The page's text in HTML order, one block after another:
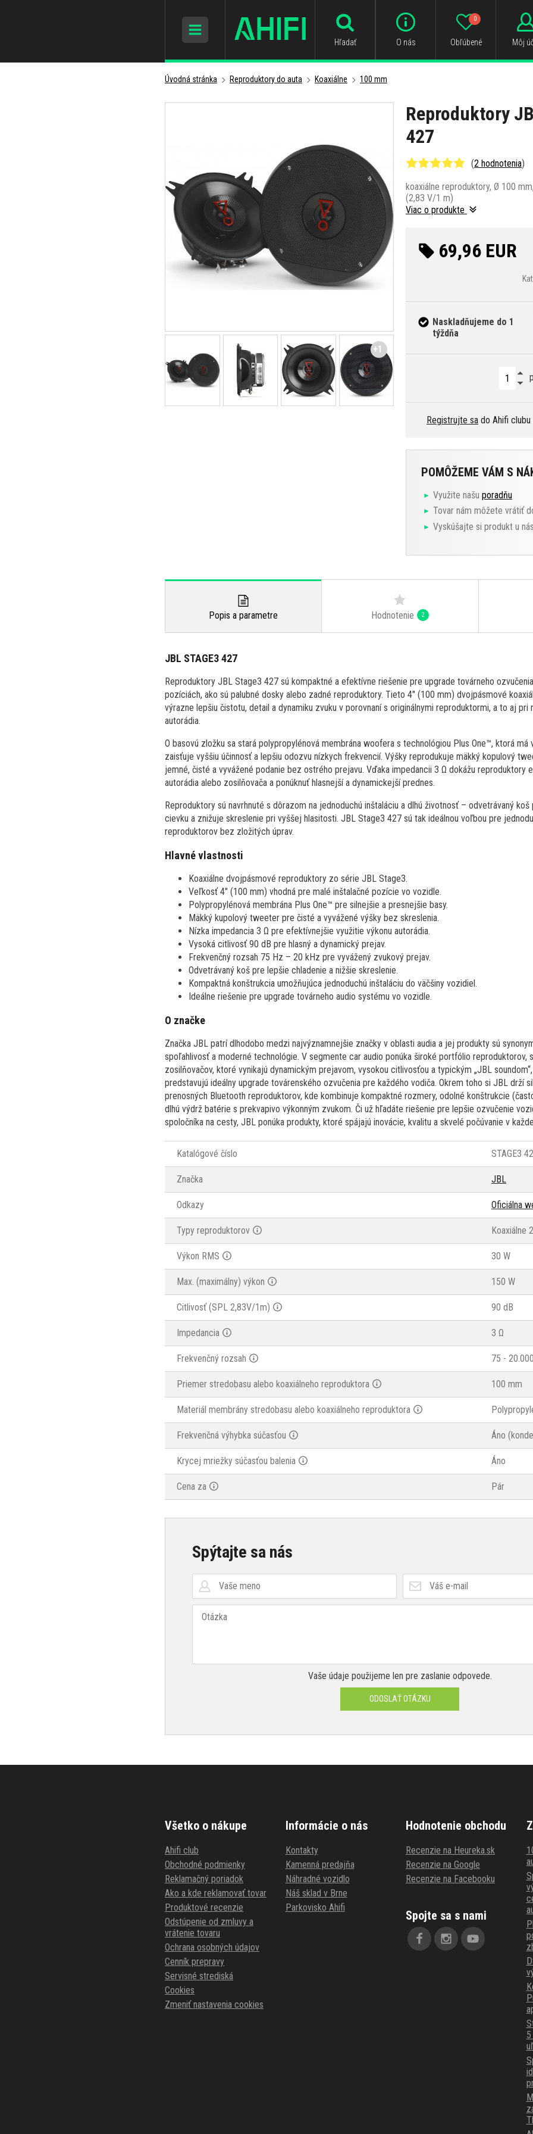
Hľadať O nás Obľúbené
0
Môj
Úvodná stránka Reproduktory do auta Koaxiálne 100 mm
Reproduktory
427
(2 hodnotenia)
koaxiálne reproduktory, Ø 100
(2,83 V/1 m)
Viac o produkte
69,96 EUR
Naskladňujeme do 1
týždňa
Registrujte sa do Ahifi
POMÔŽEME VÁM S
Využite našu poradňu
Tovar nám môžete vrátiť
Vyskúšajte si produkt u nás
+1
Popis a parametre Hodnotenie 2
JBL STAGE3 427
Reproduktory JBL Stage3 427 sú kompaktné a efektívne riešenie pre upgrade továrneho
pozíciách, ako sú palubné dosky alebo zadné reproduktory. Tieto 4" (100 mm) dvojpásmové
výrazne lepšiu čistotu, detail a dynamiku zvuku v porovnaní s originálnymi reproduktormi, a to aj pri
autorádia.
O basovú zložku sa stará polypropylénová membrána woofera s technológiou Plus One™, ktorá má
zaisťuje vyššiu účinnosť a lepšiu odozvu nízkych frekvencií. Výšky reprodukuje mäkký kopulový
jemné, čisté a vyvážené podanie bez ostrého prejavu. Vďaka impedancii 3 Ω dokážu reproduktory
autorádia alebo zosilňovača a ponúknuť hlasnejší a dynamickejší prednes.
Reproduktory sú navrhnuté s dôrazom na jednoduchú inštaláciu a dlhú životnosť – odvetrávaný
cievku a znižuje skreslenie pri vyššej hlasitosti. JBL Stage3 427 sú tak ideálnou voľbou pre
reproduktorov bez zložitých úprav.
Hlavné vlastnosti
Koaxiálne dvojpásmové reproduktory zo série JBL Stage3.
Veľkosť 4" (100 mm) vhodná pre malé inštalačné pozície vo vozidle.
Polypropylénová membrána Plus One™ pre silnejšie a presnejšie basy.
Mäkký kupolový tweeter pre čisté a vyvážené výšky bez skreslenia.
Nízka impedancia 3 Ω pre efektívnejšie využitie výkonu autorádia.
Vysoká citlivosť 90 dB pre hlasný a dynamický prejav.
Frekvenčný rozsah 75 Hz – 20 kHz pre vyvážený zvukový prejav.
Odvetrávaný koš pre lepšie chladenie a nižšie skreslenie.
Kompaktná konštrukcia umožňujúca jednoduchú inštaláciu do väčšiny vozidiel.
Ideálne riešenie pre upgrade továrneho audio systému vo vozidle.
O značke
Značka JBL patrí dlhodobo medzi najvýznamnejšie značky v oblasti audia a jej produkty sú
spoľahlivosť a moderné technológie. V segmente car audio ponúka široké portfólio reproduktorov,
zosilňovačov, ktoré vynikajú dynamickým prejavom, vysokou citlivosťou a typickým „JBL
predstavujú ideálny upgrade továrenského ozvučenia pre každého vodiča. Okrem toho si JBL drží
prenosných Bluetooth reproduktorov, kde kombinuje kompaktné rozmery, odolné konštrukcie
dlhú výdrž batérie s prekvapivo výkonným zvukom. Či už hľadáte riešenie pre lepšie ozvučenie
spoločníka na cesty, JBL ponúka produkty, ktoré spájajú inovácie, kvalitu a skvelé počúvanie v
Katalógové číslo STAGE3
Značka JBL
Odkazy Oficiálna
Typy reproduktorov Koaxiálne
Výkon RMS 30 W
Max. (maximálny) výkon 150 W
Citlivosť (SPL 2,83V/1m) 90 dB
Impedancia 3 Ω
Frekvenčný rozsah 75 -
Priemer stredobasu alebo koaxiálneho reproduktora 100 mm
Materiál membrány stredobasu alebo koaxiálneho reproduktora
Frekvenčná výhybka súčasťou Áno
Krycej mriežky súčasťou balenia Áno
Cena za Pár
Spýtajte sa nás
Vaše údaje použijeme len pre zaslanie odpovede.
ODOSLAŤ OTÁZKU
Všetko o nákupe
Ahifi club
Obchodné podmienky
Reklamačný poriadok
Ako a kde reklamovať tovar
Produktové recenzie
Odstúpenie od zmluvy a
vrátenie tovaru
Ochrana osobných údajov
Cenník prepravy
Servisné strediská
Cookies
Zmeniť nastavenia cookies
Informácie o nás
Kontakty
Kamenná predajňa
Náhradné vozidlo
Náš sklad v Brne
Parkovisko Ahifi
Hodnotenie obchodu
Recenzie na Heureka.sk
Recenzie na Google
Recenzie na Facebooku
Spojte sa s nami